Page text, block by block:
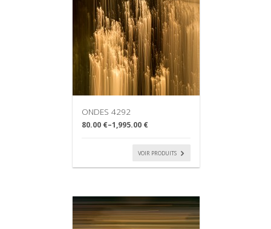
ONDES 4292
80.00 €–1,995.00 €
VOIR PRODUITS